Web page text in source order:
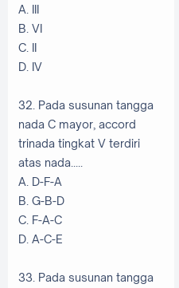
A. III
B. VI
C. II
D. IV
32. Pada susunan tangga
nada C mayor, accord
trinada tingkat V terdiri
atas nada.....
A. D-F-A
B. G-B-D
C. F-A-C
D. A-C-E
33. Pada susunan tangga